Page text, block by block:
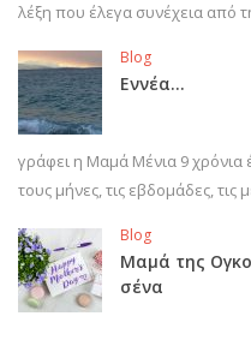
λέξη που έλεγα συνέχεια από
Blog
Εννέα…
γράφει η Μαμά Μένια 9 χρόνια
τους μήνες, τις εβδομάδες,
Blog
Μαμά της
σένα